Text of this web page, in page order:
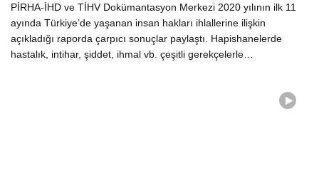
PİRHA-İHD ve TİHV Dokümantasyon Merkezi 2020 yılının ilk 11
ayında Türkiye’de yaşanan insan hakları ihlallerine ilişkin
açıkladığı raporda çarpıcı sonuçlar paylaştı. Hapishanelerde
hastalık, intihar, şiddet, ihmal vb. çeşitli gerekçelerle…